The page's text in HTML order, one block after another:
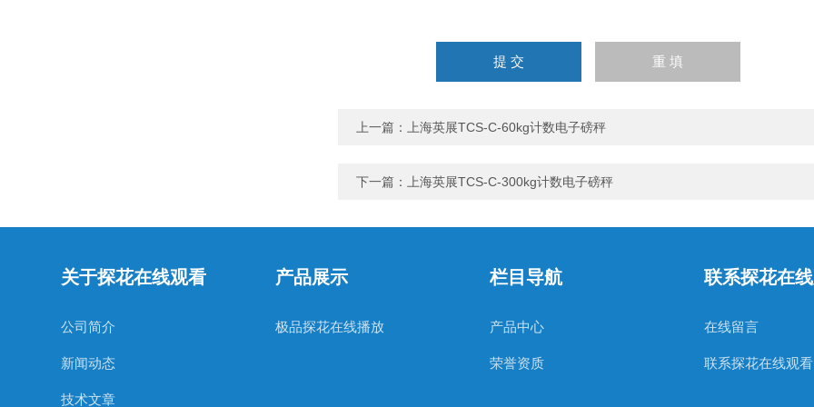
入
计算结果（填写阿拉伯数
字），如：三加四=7
上一篇： 上海英展TCS-C-60kg计数电子磅秤
下一篇： 上海英展TCS-C-300kg计数电子磅秤
关于探花在线观看
公司简介
新闻动态
技术文章
产品展示
极品探花在线播放
栏目导航
产品中心
荣誉资质
联系探花在
在线留言
联系探花在线观看